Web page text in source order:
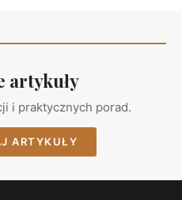
artykuły
i praktycznych porad.
ARTYKUŁY